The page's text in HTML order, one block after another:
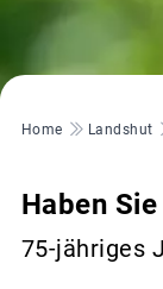
Pfadnavigation
Home Landshut
Haben
75-jähriges